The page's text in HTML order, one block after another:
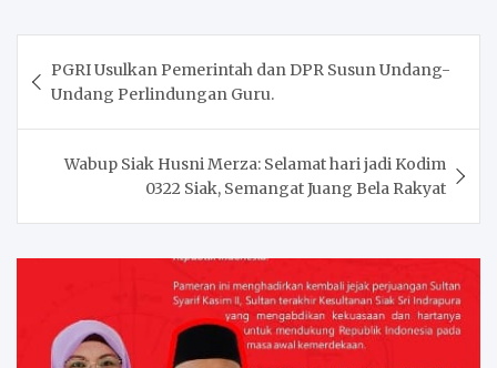
navigation
PGRI Usulkan Pemerintah dan DPR Susun Undang-
Undang Perlindungan Guru.
Wabup Siak Husni Merza: Selamat hari jadi Kodim
0322 Siak, Semangat Juang Bela Rakyat